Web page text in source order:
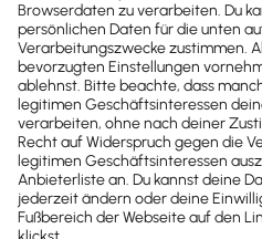
Newsletter
Brandheiße
News direkt in
dein Postfach